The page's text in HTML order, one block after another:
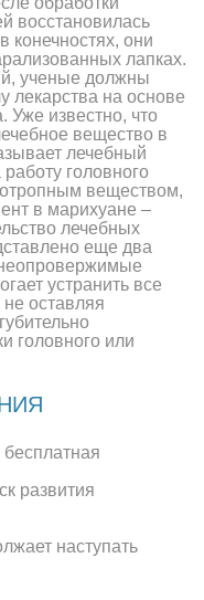
восстановилась
конечностях, они
лапках.
ученые должны
лекарства на основе
Уже известно, что
вещество в
лечебный
головного
веществом,
в марихуане –
лечебных
еще два
устранить все
оставляя
головного или
развития
наступать